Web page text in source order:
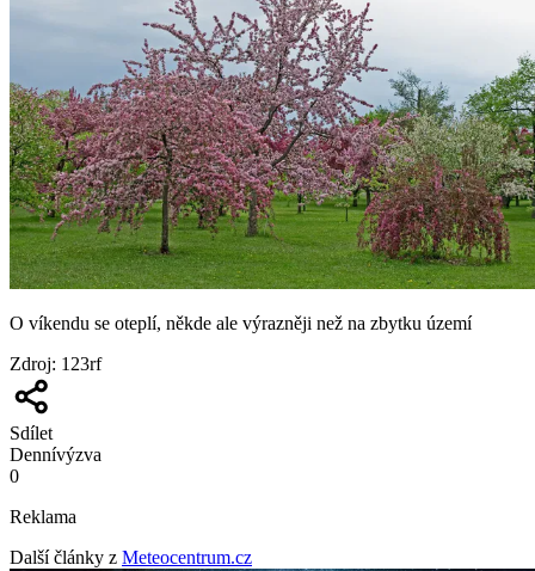
O víkendu se oteplí, někde ale výrazněji než na zbytku území
Zdroj: 123rf
Sdílet
Dennívýzva
0
Reklama
Další články z Meteocentrum.cz